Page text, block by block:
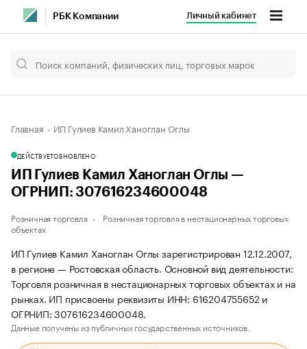
РБК Компании Личный кабинет
Главная ИП Гулиев Камил Ханоглан Оглы
ДЕЙСТВУЕТОБНОВЛЕНО
ИП Гулиев Камил Ханоглан Оглы —
ОГРНИП: 307616234600048
Розничная торговля
Розничная торговля в нестационарных торговых
объектах
ИП Гулиев Камил Ханоглан Оглы зарегистрирован 12.12.2007,
в регионе — Ростовская область. Основной вид деятельности:
Торговля розничная в нестационарных торговых объектах и на
рынках. ИП присвоены реквизиты ИНН: 616204755652 и
ОГРНИП: 307616234600048.
Данные получены из публичных государственных источников.